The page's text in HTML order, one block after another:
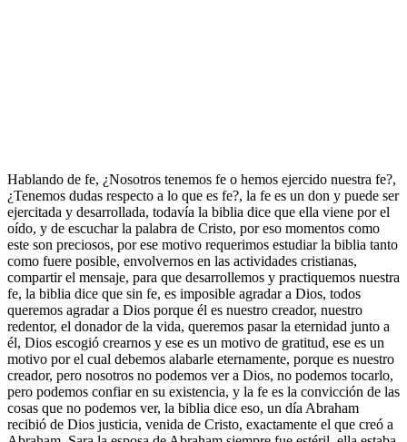
Hablando de fe, ¿Nosotros tenemos fe o hemos ejercido nuestra fe?,
¿Tenemos dudas respecto a lo que es fe?, la fe es un don y puede ser
ejercitada y desarrollada, todavía la biblia dice que ella viene por el
oído, y de escuchar la palabra de Cristo, por eso momentos como
este son preciosos, por ese motivo requerimos estudiar la biblia tanto
como fuere posible, envolvernos en las actividades cristianas,
compartir el mensaje, para que desarrollemos y practiquemos nuestra
fe, la biblia dice que sin fe, es imposible agradar a Dios, todos
queremos agradar a Dios porque él es nuestro creador, nuestro
redentor, el donador de la vida, queremos pasar la eternidad junto a
él, Dios escogió crearnos y ese es un motivo de gratitud, ese es un
motivo por el cual debemos alabarle eternamente, porque es nuestro
creador, pero nosotros no podemos ver a Dios, no podemos tocarlo,
pero podemos confiar en su existencia, y la fe es la convicción de las
cosas que no podemos ver, la biblia dice eso, un día Abraham
recibió de Dios justicia, venida de Cristo, exactamente el que creó a